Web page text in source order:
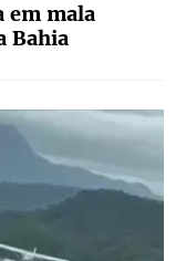
em mala
Bahia